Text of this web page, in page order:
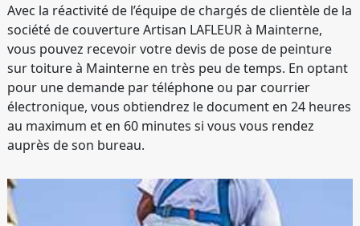
Avec la réactivité de l’équipe de chargés de clientèle de la
société de couverture Artisan LAFLEUR à Mainterne,
vous pouvez recevoir votre devis de pose de peinture
sur toiture à Mainterne en très peu de temps. En optant
pour une demande par téléphone ou par courrier
électronique, vous obtiendrez le document en 24 heures
au maximum et en 60 minutes si vous vous rendez
auprès de son bureau.